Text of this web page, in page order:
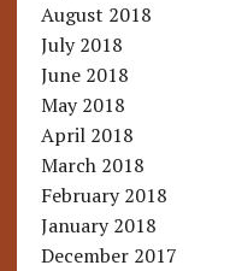
August 2018
July 2018
June 2018
May 2018
April 2018
March 2018
February 2018
January 2018
December 2017